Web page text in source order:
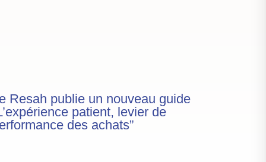
Resah publie un nouveau guide
patient, levier de
des achats”